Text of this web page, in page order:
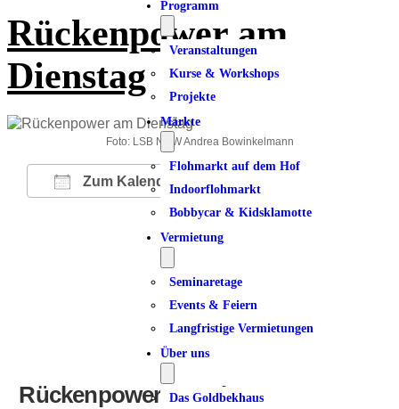
Programm
Veranstaltungen
Kurse & Workshops
Projekte
Märkte
Flohmarkt auf dem Hof
Indoorflohmarkt
Bobbycar & Kidsklamotte
Vermietung
Seminaretage
Events & Feiern
Langfristige Vermietungen
Über uns
Das Goldbekhaus
Rückenpower am
Dienstag
Foto: LSB NRW Andrea Bowinkelmann
Zum Kalender hinzufügen
Google Kalender
iCalendarOffice 365
Rückenpower am Dienstag